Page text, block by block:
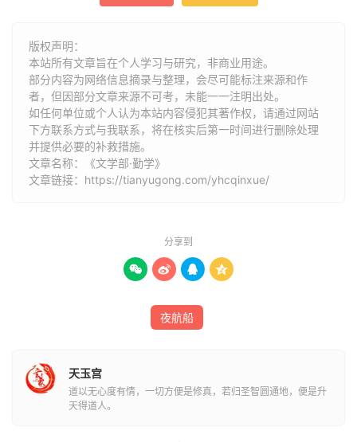
管宁家贫好学，坐藜床五十余年，未尝箕股，当膝处皆穿。
燃糖自照
顾欢家贫，乡中有学舍，欢壁后倚听，无遗忘者。夕则燃松
节读书，或燃糖自照。
杜门读书
邢邵，任丘人。少游洛阳，遇雨，乃杜门五日读《汉书》，
望自尊，止卧一小室，未尝内宿。自云：“尝昼入内阁，为
版权声明：
本站所有文章旨在个人学习与研究，非商业用途。
部分内容为网络信息摘录与整理，会尽可能标注来源和作
者，但因部分文章来源不可考，未能一一注明出处。
如任何单位或个人认为本站内容侵犯其著作权，请通过网站
下方联系方式与我联系​​，将在核实后第一时间进行删除处理
并提供必要的补救措施。
文章名称：《文学部·勤学》
文章链接： https://tianyugong.com/yhcqinxue/
分享到
   
夜航船
天玉宫
道以无心度有情，一切方便是修真，若归圣智圆通地，便是升
天得道人。